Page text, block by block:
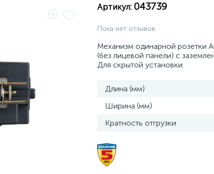
Артикул: 043739
Пока нет отзывов
Механизм одинарной розетки
(без лицевой панели) с
Для скрытой установки.
Длина (мм)
Ширина (мм)
Кратность отгрузки